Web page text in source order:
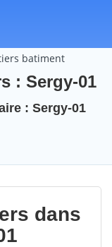
batiment
: Sergy-01
: Sergy-01
dans